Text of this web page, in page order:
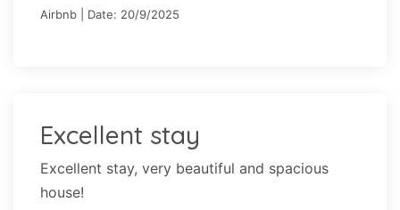
Airbnb | Date: 20/9/2025
Excellent stay
Excellent stay, very beautiful and spacious
house!